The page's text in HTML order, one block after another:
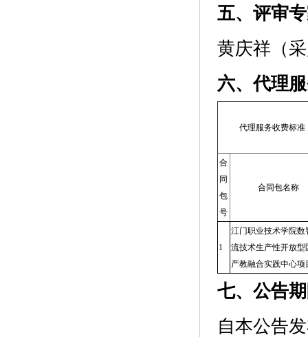
五、评审
黄庆祥（
六、代理
代理服务收费标准
合
同
包
号
合同包名称
1
江门职业技术学院数
流技术生产性开放型
产教融合实践中心项
七、公告
自本公告